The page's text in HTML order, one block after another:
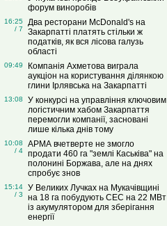
форум виноробів
16:25
/ 7
Два ресторани McDonald's на
Закарпатті платять стільки ж
податків, як вся лісова галузь
області
09:49
Компанія Ахметова виграла
аукціон на користування ділянкою
глини Ірлявська на Закарпатті
13:08
У конкурсі на управління ключовим
логістичним хабом Закарпаття
перемогли компанії, засновані
лише кілька днів тому
10:08
/ 4
АРМА вчетверте не змогло
продати 460 га "землі Каськіва" на
полонині Боржава, але на днях
спробує знов
15:14
/ 3
У Великих Лучках на Мукачівщині
на 18 га побудують СЕС на 22 МВт
із акумулятором для зберігання
енергії